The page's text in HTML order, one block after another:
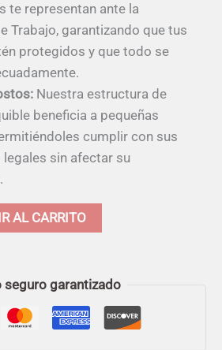
te representan ante la
Trabajo, garantizando que tus
protegidos y que todo se
Nuestra estructura de
beneficia a pequeñas
cumplir con sus
sin afectar su
AL CARRITO
seguro garantizado